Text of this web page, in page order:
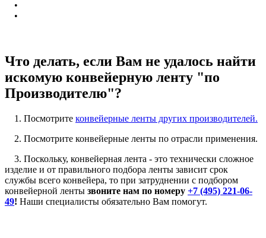
•
•
Что делать, если Вам не удалось найти
искомую конвейерную ленту "по
Производителю"?
1. Посмотрите конвейерные ленты других производителей.
2. Посмотрите конвейерные ленты по отрасли применения.
3. Поскольку, конвейерная лента - это технически сложное
изделие и от правильного подбора ленты зависит срок
службы всего конвейера, то при затруднении с подбором
конвейерной ленты звоните нам по номеру +7 (495) 221-06-
49! Наши специалисты обязательно Вам помогут.